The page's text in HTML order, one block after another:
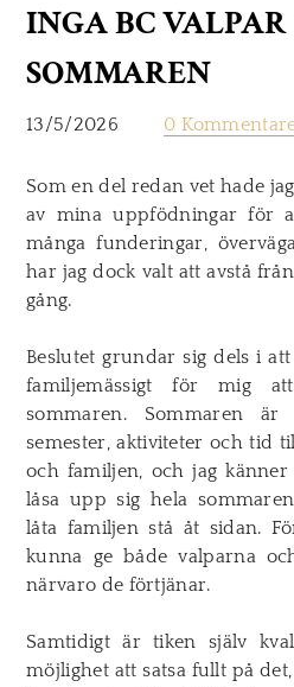
INGA BC
SOMMAREN
13/5/2026 0
Som en del redan vet hade
av mina uppfödningar för
många funderingar,
har jag dock valt att avstå
gång.
Beslutet grundar sig dels i
familjemässigt för mig
sommaren. Sommaren
semester, aktiviteter och tid
och familjen, och jag
låsa upp sig hela
låta familjen stå åt sidan.
kunna ge både valparna
närvaro de förtjänar.
Samtidigt är tiken själv
möjlighet att satsa fullt på